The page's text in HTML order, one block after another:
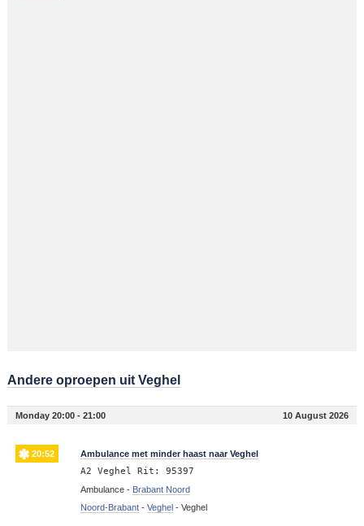
Andere oproepen uit Veghel
Monday 20:00 - 21:00 10 August 2026
20:52 Ambulance met minder haast naar Veghel
A2 Veghel Rit: 95397
Ambulance - Brabant Noord
Noord-Brabant- Veghel- Veghel